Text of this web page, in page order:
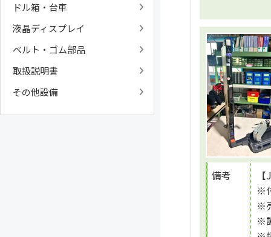
ドル箱・台車
液晶ディスプレイ
ベルト・ゴム部品
取扱説明書
その他設備
備考
※
※
※